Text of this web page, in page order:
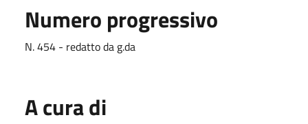
Numero progressivo
N. 454 - redatto da g.da
A cura di